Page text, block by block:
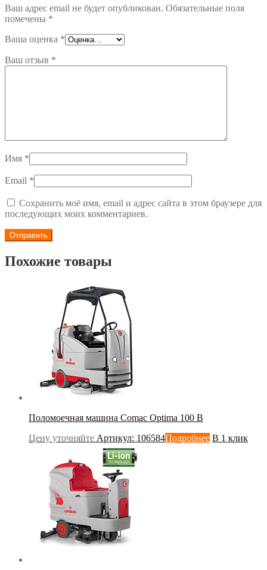
Ваш адрес email не будет опубликован. Обязательные поля
помечены *
Ваша оценка *
Ваш отзыв *
Имя *
Email *
Сохранить моё имя, email и адрес сайта в этом браузере для
последующих моих комментариев.
Похожие товары
Поломоечная машина Сomac Optima 100 B
Цену уточняйте Артикул: 106584Подробнее В 1 клик